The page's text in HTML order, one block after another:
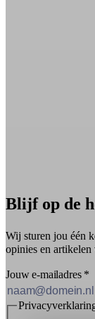
Blijf op de
Wij sturen jou één
opinies en
Jouw e-mailadres *